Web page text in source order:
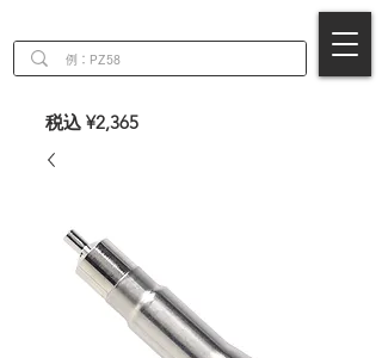
税込 ¥2,365